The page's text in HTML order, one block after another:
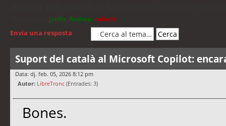
jordis Andreu cubells
Envia una resposta
Suport del català al Microsoft Copilot:
Data: dj. feb. 05, 2026 8:12 pm
Autor: LibreTronc (Entrades: 3)
Bones.